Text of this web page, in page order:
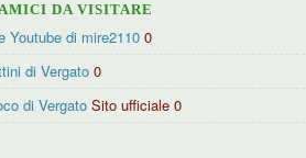
DA VISITARE
Youtube di mire2110 0
di Vergato 0
di Vergato Sito ufficiale 0